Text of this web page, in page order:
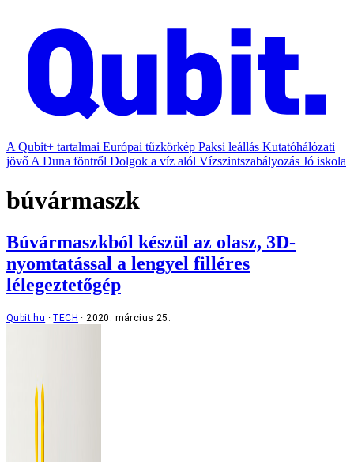
A Qubit+ tartalmai Európai tűzkörkép Paksi leállás Kutatóhálózati
jövő A Duna föntről Dolgok a víz alól Vízszintszabályozás Jó iskola
búvármaszk
Búvármaszkból készül az olasz, 3D-
nyomtatással a lengyel filléres
lélegeztetőgép
Qubit.hu TECH 2020. március 25.